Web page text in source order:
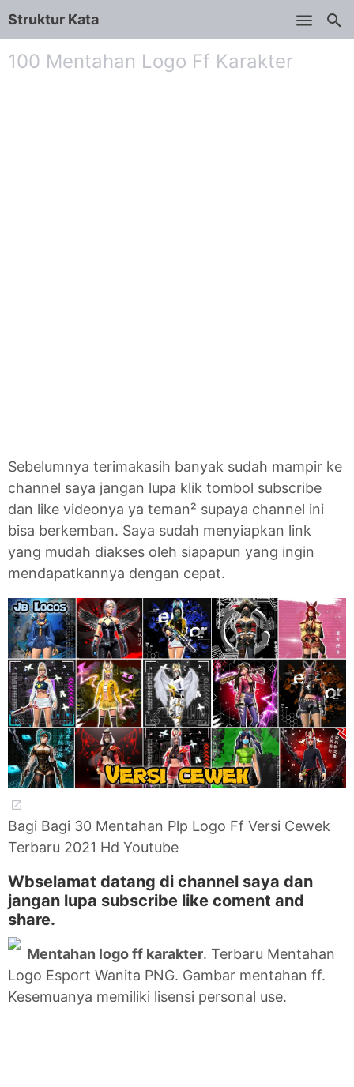
Struktur Kata
100 Mentahan Logo Ff Karakter
Sebelumnya terimakasih banyak sudah mampir ke
channel saya jangan lupa klik tombol subscribe
dan like videonya ya teman² supaya channel ini
bisa berkemban. Saya sudah menyiapkan link
yang mudah diakses oleh siapapun yang ingin
mendapatkannya dengan cepat.
Bagi Bagi 30 Mentahan Plp Logo Ff Versi Cewek
Terbaru 2021 Hd Youtube
Wbselamat datang di channel saya dan
jangan lupa subscribe like coment and
share.
Mentahan logo ff karakter. Terbaru Mentahan
Logo Esport Wanita PNG. Gambar mentahan ff.
Kesemuanya memiliki lisensi personal use.